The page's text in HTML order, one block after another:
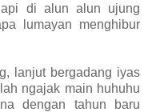
api di alun alun ujung
lumayan menghibur
lanjut bergadang iyas
ngajak main huhuhu
dengan tahun baru